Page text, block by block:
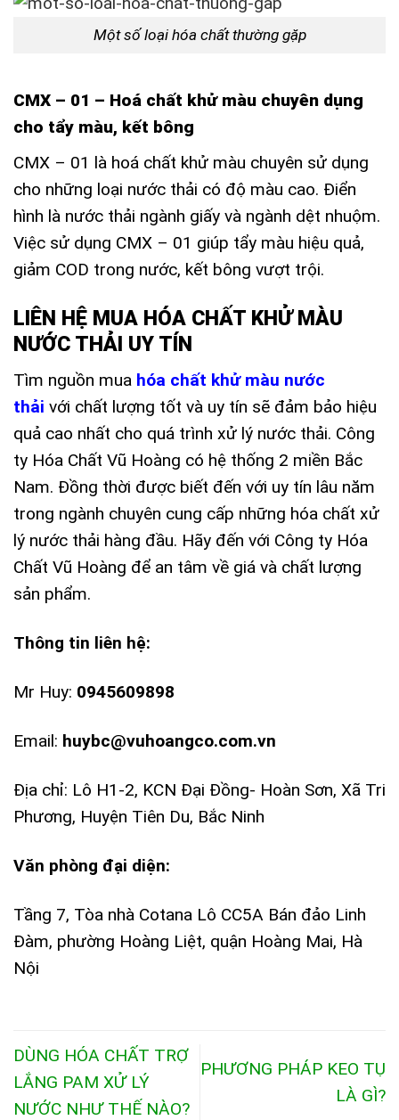
Một số loại hóa chất thường gặp
CMX – 01 – Hoá chất khử màu chuyên dụng
cho tẩy màu, kết bông
CMX – 01 là hoá chất khử màu chuyên sử dụng
cho những loại nước thải có độ màu cao. Điển
hình là nước thải ngành giấy và ngành dệt nhuộm.
Việc sử dụng CMX – 01 giúp tẩy màu hiệu quả,
giảm COD trong nước, kết bông vượt trội.
LIÊN HỆ MUA HÓA CHẤT KHỬ MÀU
NƯỚC THẢI UY TÍN
Tìm nguồn mua hóa chất khử màu nước
thải với chất lượng tốt và uy tín sẽ đảm bảo hiệu
quả cao nhất cho quá trình xử lý nước thải. Công
ty Hóa Chất Vũ Hoàng có hệ thống 2 miền Bắc
Nam. Đồng thời được biết đến với uy tín lâu năm
trong ngành chuyên cung cấp những hóa chất xử
lý nước thải hàng đầu. Hãy đến với Công ty Hóa
Chất Vũ Hoàng để an tâm về giá và chất lượng
sản phẩm.
Thông tin liên hệ:
Mr Huy: 0945609898
Email: huybc@vuhoangco.com.vn
Địa chỉ: Lô H1-2, KCN Đại Đồng- Hoàn Sơn, Xã Tri
Phương, Huyện Tiên Du, Bắc Ninh
Văn phòng đại diện:
Tầng 7, Tòa nhà Cotana Lô CC5A Bán đảo Linh
Đàm, phường Hoàng Liệt, quận Hoàng Mai, Hà
Nội
DÙNG HÓA CHẤT TRỢ
LẮNG PAM XỬ LÝ
NƯỚC NHƯ THẾ NÀO?
PHƯƠNG PHÁP KEO TỤ
LÀ GÌ?